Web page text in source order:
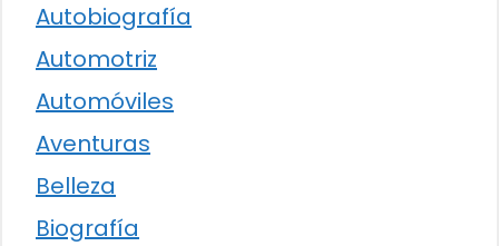
Autobiografía
Automotriz
Automóviles
Aventuras
Belleza
Biografía